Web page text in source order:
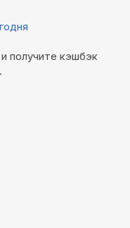
получите кэшбэк